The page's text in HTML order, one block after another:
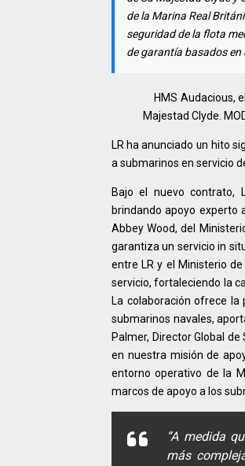
de la Marina Real
seguridad de la flota
de garantía basados en
HMS Audacious,
Majestad Clyde.
LR ha anunciado un hito
a submarinos en servicio
Bajo el nuevo contrato,
brindando apoyo experto
Abbey Wood, del
garantiza un servicio in
entre LR y el Ministerio
servicio, fortaleciendo la
La colaboración ofrece
submarinos navales,
Palmer, Director Global
en nuestra misión de
entorno operativo de la
marcos de apoyo a los
“A medida
más